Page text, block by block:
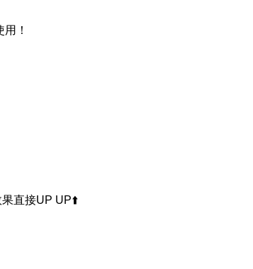
！
直接UP UP⬆️